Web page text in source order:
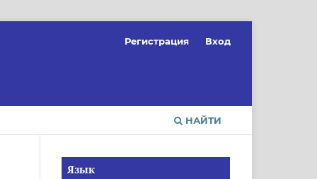
НАЙТИ
Регистрация Вход
Язык